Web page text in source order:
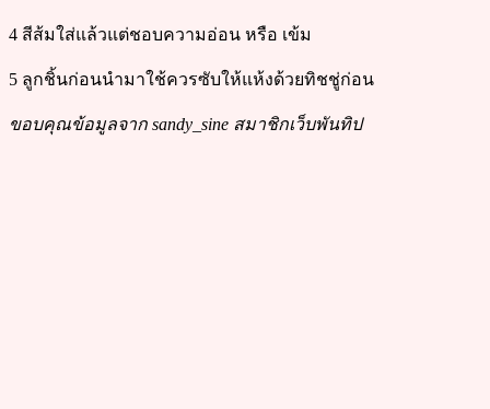
4 สีส้มใส่แล้วแต่ชอบความอ่อน หรือ เข้ม
5 ลูกชิ้นก่อนนำมาใช้ควรซับให้แห้งด้วยทิชชู่ก่อน
ขอบคุณข้อมูลจาก sandy_sine สมาชิกเว็บพันทิป